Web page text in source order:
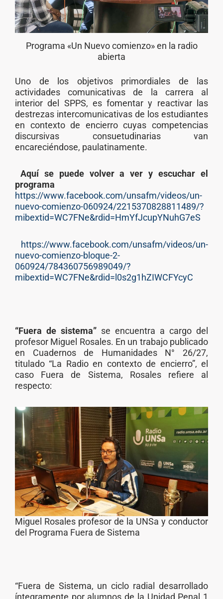
Programa «Un Nuevo comienzo» en la radio
abierta
Uno de los objetivos primordiales de las
actividades comunicativas de la carrera al
interior del SPPS, es fomentar y reactivar las
destrezas intercomunicativas de los estudiantes
en contexto de encierro cuyas competencias
discursivas consuetudinarias van
encareciéndose, paulatinamente.
Aquí se puede volver a ver y escuchar el
programa
https://www.facebook.com/unsafm/videos/un-
nuevo-comienzo-060924/2215370828811489/?
mibextid=WC7FNe&rdid=HmYfJcupYNuhG7eS
https://www.facebook.com/unsafm/videos/un-
nuevo-comienzo-bloque-2-
060924/784360756989049/?
mibextid=WC7FNe&rdid=l0s2g1hZIWCFYcyC
“Fuera de sistema” se encuentra a cargo del
profesor Miguel Rosales. En un trabajo publicado
en Cuadernos de Humanidades N° 26/27,
titulado “La Radio en contexto de encierro”, el
caso Fuera de Sistema, Rosales refiere al
respecto:
Miguel Rosales profesor de la UNSa y conductor
del Programa Fuera de Sistema
“Fuera de Sistema, un ciclo radial desarrollado
íntegramente por alumnos de la Unidad Penal 1